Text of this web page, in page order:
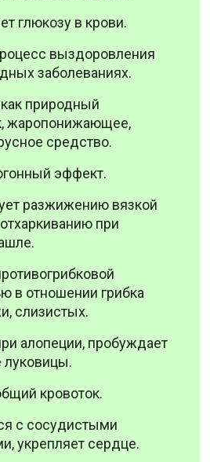
глюкозу в крови.
выздоровления
заболеваниях.
природный
жаропонижающее,
средство.
эффект.
разжижению вязкой
при
в отношении грибка
слизистых.
алопеции, пробуждает
кровоток.
с сосудистыми
укрепляет сердце.